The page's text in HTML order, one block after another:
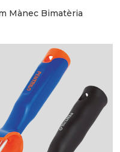
Mànec Bimatèria